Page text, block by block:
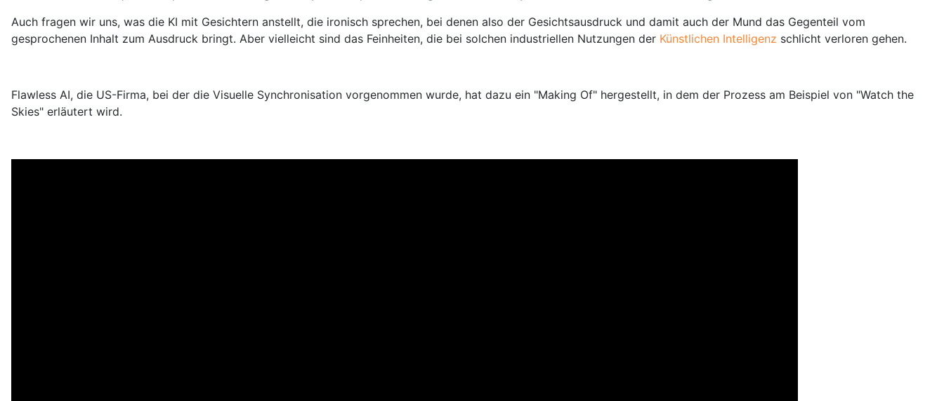
Auch fragen wir uns, was die KI mit Gesichtern anstellt, die ironisch sprechen, bei denen also der Gesichtsausdruck und damit auch der Mund das Gegenteil vom
gesprochenen Inhalt zum Ausdruck bringt. Aber vielleicht sind das Feinheiten, die bei solchen industriellen Nutzungen der Künstlichen Intelligenz schlicht verloren gehen.
Flawless AI, die US-Firma, bei der die Visuelle Synchronisation vorgenommen wurde, hat dazu ein "Making Of" hergestellt, in dem der Prozess am Beispiel von "Watch the
Skies" erläutert wird.